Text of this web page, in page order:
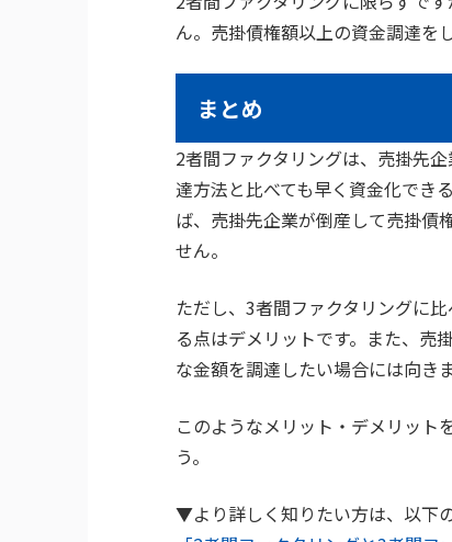
ん。売掛債権額以上の資金調達を
まとめ
2者間ファクタリングは、売掛先
達方法と比べても早く資金化でき
ば、売掛先企業が倒産して売掛債
せん。
ただし、3者間ファクタリングに
る点はデメリットです。また、売
な金額を調達したい場合には向き
このようなメリット・デメリット
う。
▼より詳しく知りたい方は、以下